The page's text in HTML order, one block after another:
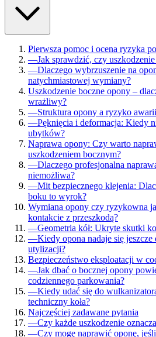
Pierwsza pomoc i ocena ryzyka
—Jak sprawdzić, czy
—Dlaczego wybrzuszenie na
natychmiastowej wymiany?
Uszkodzenie boczne opony –
wrażliwy?
—Struktura opony a ryzyko
—Pęknięcia i deformacja: Kiedy
ubytków?
Naprawa opony: Czy warto
uszkodzeniem bocznym?
—Dlaczego profesjonalna
niemożliwa?
—Mit bezpiecznego klejenia:
boku to wyrok?
Wymiana opony czy ryzykowna
kontakcie z przeszkodą?
—Geometria kół: Ukryte skutki
—Kiedy opona nadaje się
utylizacji?
Bezpieczeństwo eksploatacji w
—Jak dbać o bocznej opony
codziennego parkowania?
—Kiedy udać się do
techniczny koła?
Najczęściej zadawane pytania
—Czy każde uszkodzenie
—Czy mogę naprawić oponę,